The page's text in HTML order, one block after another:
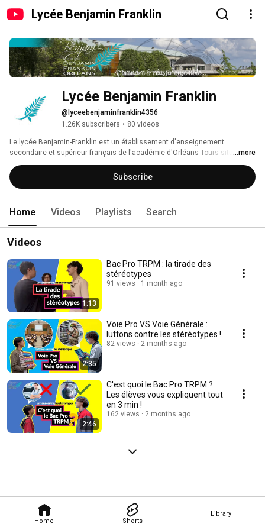
Lycée Benjamin Franklin
Home Shorts
Library
Lycée Benjamin Franklin
@lyceebenjaminfranklin4356
1.26K subscribers • 80 videos
Le lycée Benjamin-Franklin est un établissement d'enseignement
secondaire et supérieur français de l'académie d'Orléans-Tours situé dans
le centre-ville d'Orléans, le département du Loiret et la région Centre-Val de
Loire. Localement, le lycée est souvent nommé Benjam'.
...more
Subscribe
Home Videos Playlists Search
Videos
1:13
Bac Pro TRPM : la tirade des
stéréotypes
91 views 1 month ago
2:35
Voie Pro VS Voie Générale :
luttons contre les stéréotypes !
82 views 2 months ago
2:46
C'est quoi le Bac Pro TRPM ?
Les élèves vous expliquent tout
en 3 min !
162 views 2 months ago